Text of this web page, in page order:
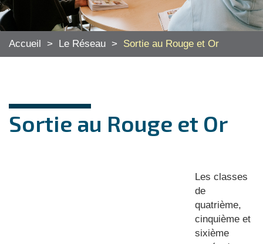
Accueil > Le Réseau > Sortie au Rouge et Or
Sortie au Rouge et Or
Les classes
de
quatrième,
cinquième et
sixième